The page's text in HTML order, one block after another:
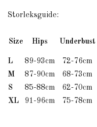
Storleksguide:
Size Hips Underbust
L
89-93cm 72-76cm
M
87-90cm 68-73cm
S
85-88cm 62-70cm
XL
91-96cm 75-78cm